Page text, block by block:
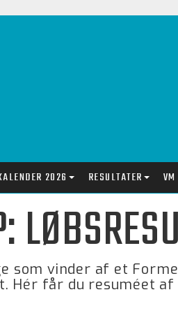
2026 RESULTATER
som vinder af et
Hér får du resuméet af